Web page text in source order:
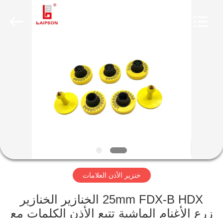
عنا
خنزير الأذن العلامات
25mm FDX-B HDX الخنازير الخنازير
زرع الأغنام الماشية تتبع الأذن الكلمات مع